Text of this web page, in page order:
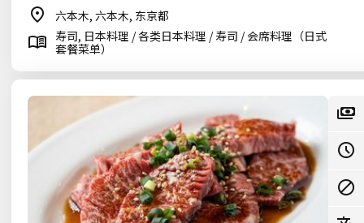
六本木, 六本木, 东京都
寿司, 日本料理 / 各类日本料理 / 寿司 / 会席料理（日式
套餐菜单）